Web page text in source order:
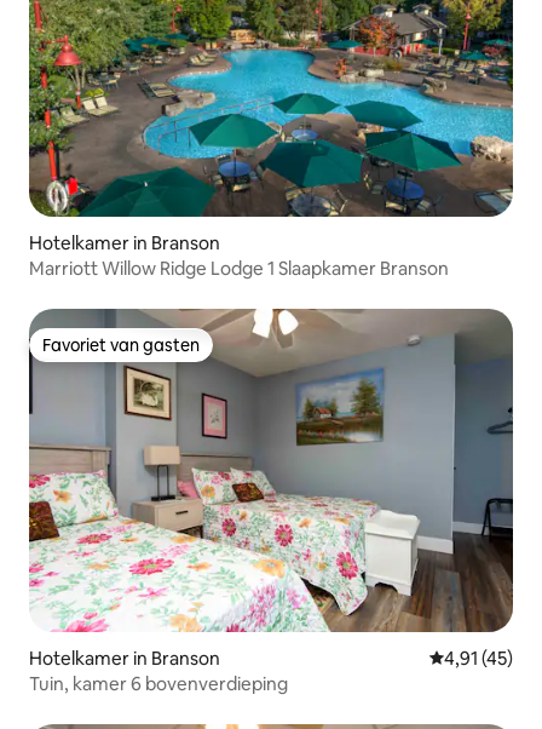
Hotelkamer in Branson
Marriott Willow Ridge Lodge 1 Slaapkamer Branson
Favoriet van gasten
Favoriet van gasten
Hotelkamer in Branson Gemiddelde
4,91 (45)
Tuin, kamer 6 bovenverdieping